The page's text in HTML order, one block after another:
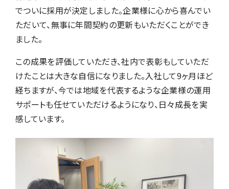
でついに採用が決定しました。企業様に心から喜んでい
ただいて、無事に年間契約の更新もいただくことができ
ました。
この成果を評価していただき、社内で表彰もしていただ
けたことは大きな自信になりました。入社して9ヶ月ほど
経ちますが、今では地域を代表するような企業様の運用
サポートも任せていただけるようになり、日々成長を実
感しています。